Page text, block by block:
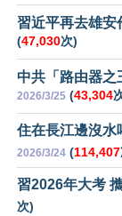
習近平再去雄安
(47,030次)
中共「路由器之
2026/3/25 (43,304
住在長江邊沒水
2026/3/24 (114,407
習2026年大考
次)